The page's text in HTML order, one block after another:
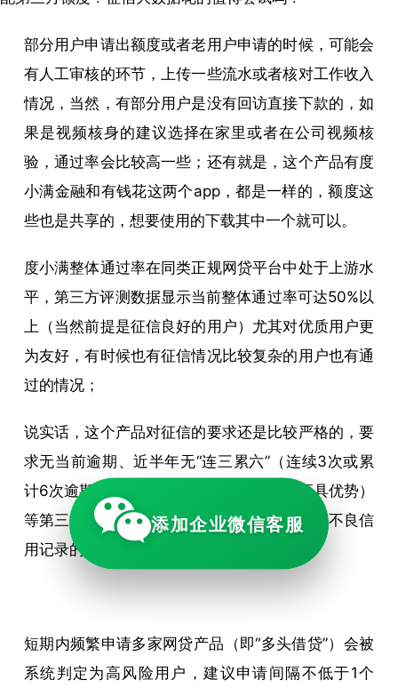
部分用户申请出额度或者老用户申请的时候，可能会
有人工审核的环节，上传一些流水或者核对工作收入
情况，当然，有部分用户是没有回访直接下款的，如
果是视频核身的建议选择在家里或者在公司视频核
验，通过率会比较高一些；还有就是，这个产品有度
小满金融和有钱花这两个app，都是一样的，额度这
些也是共享的，想要使用的下载其中一个就可以。
度小满整体通过率在同类正规网贷平台中处于上游水
平，第三方评测数据显示当前整体通过率可达50%以
上（当然前提是征信良好的用户）尤其对优质用户更
为友好，有时候也有征信情况比较复杂的用户也有通
过的情况；
说实话，这个产品对征信的要求还是比较严格的，要
求无当前逾期、近半年无“连三累六”（连续3次或累
计6次逾期）记录，芝麻信用分（≥650分更具优势）
等第三方信用评分也会作为辅助评估依据，有不良信
用记录的用户通过率较低。
短期内频繁申请多家网贷产品（即“多头借贷”）会被
系统判定为高风险用户，建议申请间隔不低于1个
添加企业微信客服